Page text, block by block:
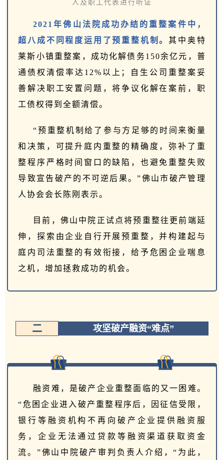
人 及职工代表进行听证
2021年佛山法院成功办结的重整案件中，
超八成不同程度运用了预重整机制。其中奥特
莱斯小镇重整案，成功化解债务150余亿元，普
通债权清偿率达12%以上；自生公司重整案妥
善解决职工安置问题，将争议化解在案前，职
工债权得到全额清偿。
“预重整机制给了参与方足够的时间来衡量
和决策，可提升庭内重整的精确度，弥补了重
整程序严格时间窗口的缺陷，也避免重整失败
导致宣告破产的不可逆后果。”佛山市破产管理
人协会会长陈刚表示。
目前，佛山中院正试点将预重整往更前端延
伸，探索由企业自行开展预重整，并构建起与
庭内司法重整的有效衔接，给予危困企业喘息
之机，增加拯救成功的机会。
二 攻坚破产融资“难点”
融资难，是破产企业重整面临的又一困难。
“危困企业进入破产重整程序后，因征信受限，
银行等融资机构不再向破产企业提供融资服
务，企业无法通过贷款等融资渠道获取资金
流。”佛山中院破产审判负责人介绍，“为此，